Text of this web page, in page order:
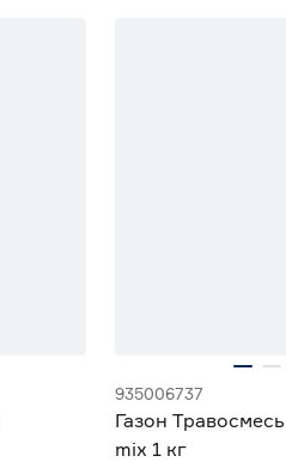
935006737
Газон
mix 1 кг